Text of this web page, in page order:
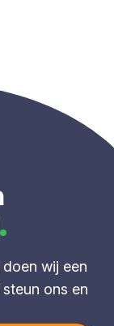
.
wij een
ons en